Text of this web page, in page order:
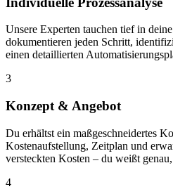
Unsere Experten tauchen tief in
dokumentieren jeden Schritt,
einen detaillierten
3
Konzept & Angebot
Du erhältst ein maßgeschneidertes
Kostenaufstellung, Zeitplan und
versteckten Kosten – du weißt
4